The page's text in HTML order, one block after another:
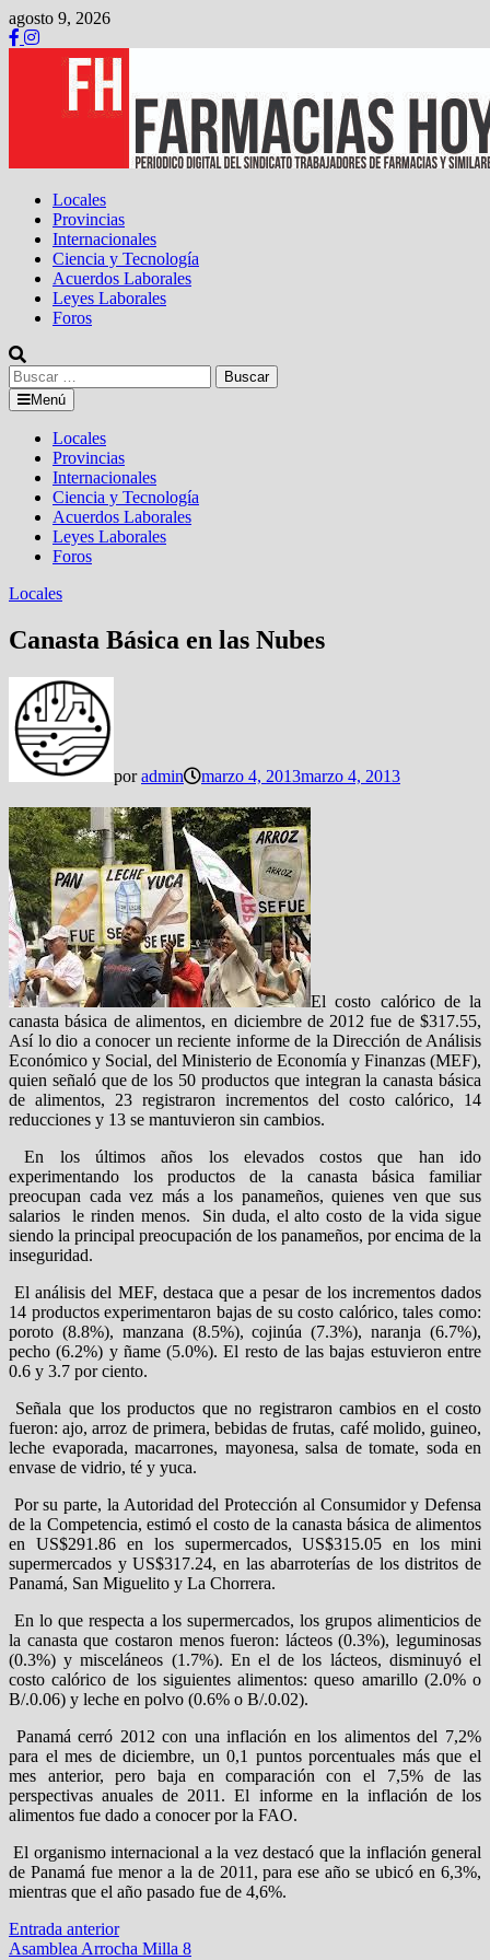
Saltar
al
contenido
agosto 9, 2026
Locales
Provincias
Internacionales
Ciencia y Tecnología
Acuerdos Laborales
Leyes Laborales
Foros
Buscar:
Menú
Locales
Provincias
Internacionales
Ciencia y Tecnología
Acuerdos Laborales
Leyes Laborales
Foros
Locales
Canasta Básica en las Nubes
poradmin marzo 4, 2013marzo 4, 2013
El costo calórico de la
canasta básica de alimentos, en diciembre de 2012 fue de $317.55,
Así lo dio a conocer un reciente informe de la Dirección de Análisis
Económico y Social, del Ministerio de Economía y Finanzas (MEF),
quien señaló que de los 50 productos que integran la canasta básica
de alimentos, 23 registraron incrementos del costo calórico, 14
reducciones y 13 se mantuvieron sin cambios.
En los últimos años los elevados costos que han ido
experimentando los productos de la canasta básica familiar
preocupan cada vez más a los panameños, quienes ven que sus
salarios le rinden menos. Sin duda, el alto costo de la vida sigue
siendo la principal preocupación de los panameños, por encima de la
inseguridad.
El análisis del MEF, destaca que a pesar de los incrementos dados
14 productos experimentaron bajas de su costo calórico, tales como:
poroto (8.8%), manzana (8.5%), cojinúa (7.3%), naranja (6.7%),
pecho (6.2%) y ñame (5.0%). El resto de las bajas estuvieron entre
0.6 y 3.7 por ciento.
Señala que los productos que no registraron cambios en el costo
fueron: ajo, arroz de primera, bebidas de frutas, café molido, guineo,
leche evaporada, macarrones, mayonesa, salsa de tomate, soda en
envase de vidrio, té y yuca.
Por su parte, la Autoridad del Protección al Consumidor y Defensa
de la Competencia, estimó el costo de la canasta básica de alimentos
en US$291.86 en los supermercados, US$315.05 en los mini
supermercados y US$317.24, en las abarroterías de los distritos de
Panamá, San Miguelito y La Chorrera.
En lo que respecta a los supermercados, los grupos alimenticios de
la canasta que costaron menos fueron: lácteos (0.3%), leguminosas
(0.3%) y misceláneos (1.7%). En el de los lácteos, disminuyó el
costo calórico de los siguientes alimentos: queso amarillo (2.0% o
B/.0.06) y leche en polvo (0.6% o B/.0.02).
Panamá cerró 2012 con una inflación en los alimentos del 7,2%
para el mes de diciembre, un 0,1 puntos porcentuales más que el
mes anterior, pero baja en comparación con el 7,5% de las
perspectivas anuales de 2011. El informe en la inflación de los
alimentos fue dado a conocer por la FAO.
El organismo internacional a la vez destacó que la inflación general
de Panamá fue menor a la de 2011, para ese año se ubicó en 6,3%,
mientras que el año pasado fue de 4,6%.
Navegación
Entrada anteriorEntrada
anterior:
Asamblea Arrocha Milla 8